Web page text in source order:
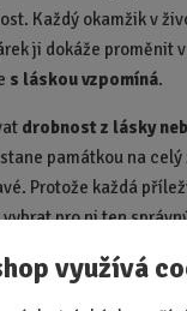
využívá
Každý okamžik v
ji dokáže proměnit
s láskou vzpomíná.
drobnost z lásky
památkou na
Protože každá
pro ni ten